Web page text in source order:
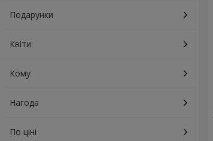
Подарунки
Квіти
Кому
Нагода
По ціні